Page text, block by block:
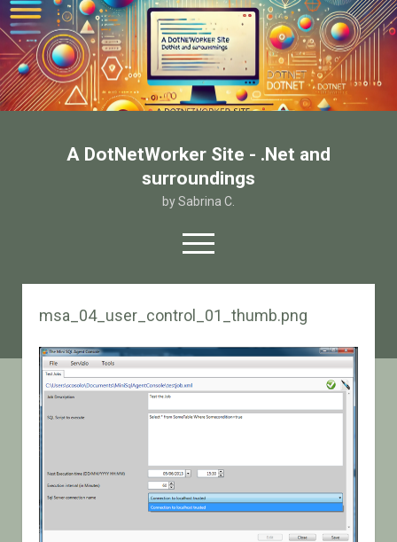
A DotNetWorker Site - .Net and
surroundings
by Sabrina C.
open
menu
twitterfacebook
email-form
Chi sono
Contatto
msa_04_user_control_01_thumb.png